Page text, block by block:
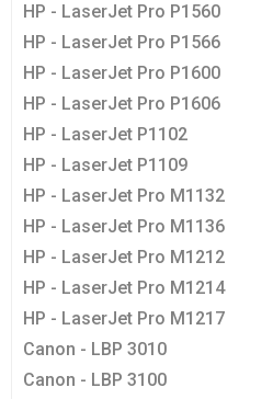
HP - LaserJet Pro P1560
HP - LaserJet Pro P1566
HP - LaserJet Pro P1600
HP - LaserJet Pro P1606
HP - LaserJet P1102
HP - LaserJet P1109
HP - LaserJet Pro M1132
HP - LaserJet Pro M1136
HP - LaserJet Pro M1212
HP - LaserJet Pro M1214
HP - LaserJet Pro M1217
Canon - LBP 3010
Canon - LBP 3100